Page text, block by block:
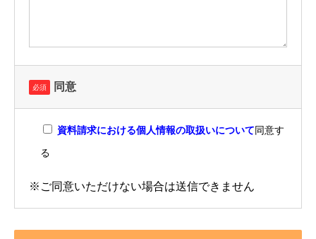
必須 同意
資料請求における個人情報の取扱いについて同意す
る
※ご同意いただけない場合は送信できません